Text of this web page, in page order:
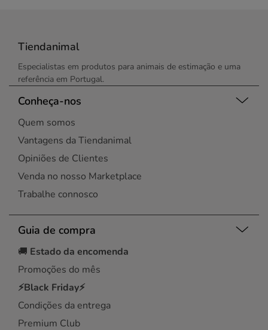
Tiendanimal
Especialistas em produtos para animais de estimação e uma
referência em Portugal.
Conheça-nos
Quem somos
Vantagens da Tiendanimal
Opiniões de Clientes
Venda no nosso Marketplace
Trabalhe connosco
Guia de compra
🚚 Estado da encomenda
Promoções do mês
⚡Black Friday⚡
Condições da entrega
Premium Club